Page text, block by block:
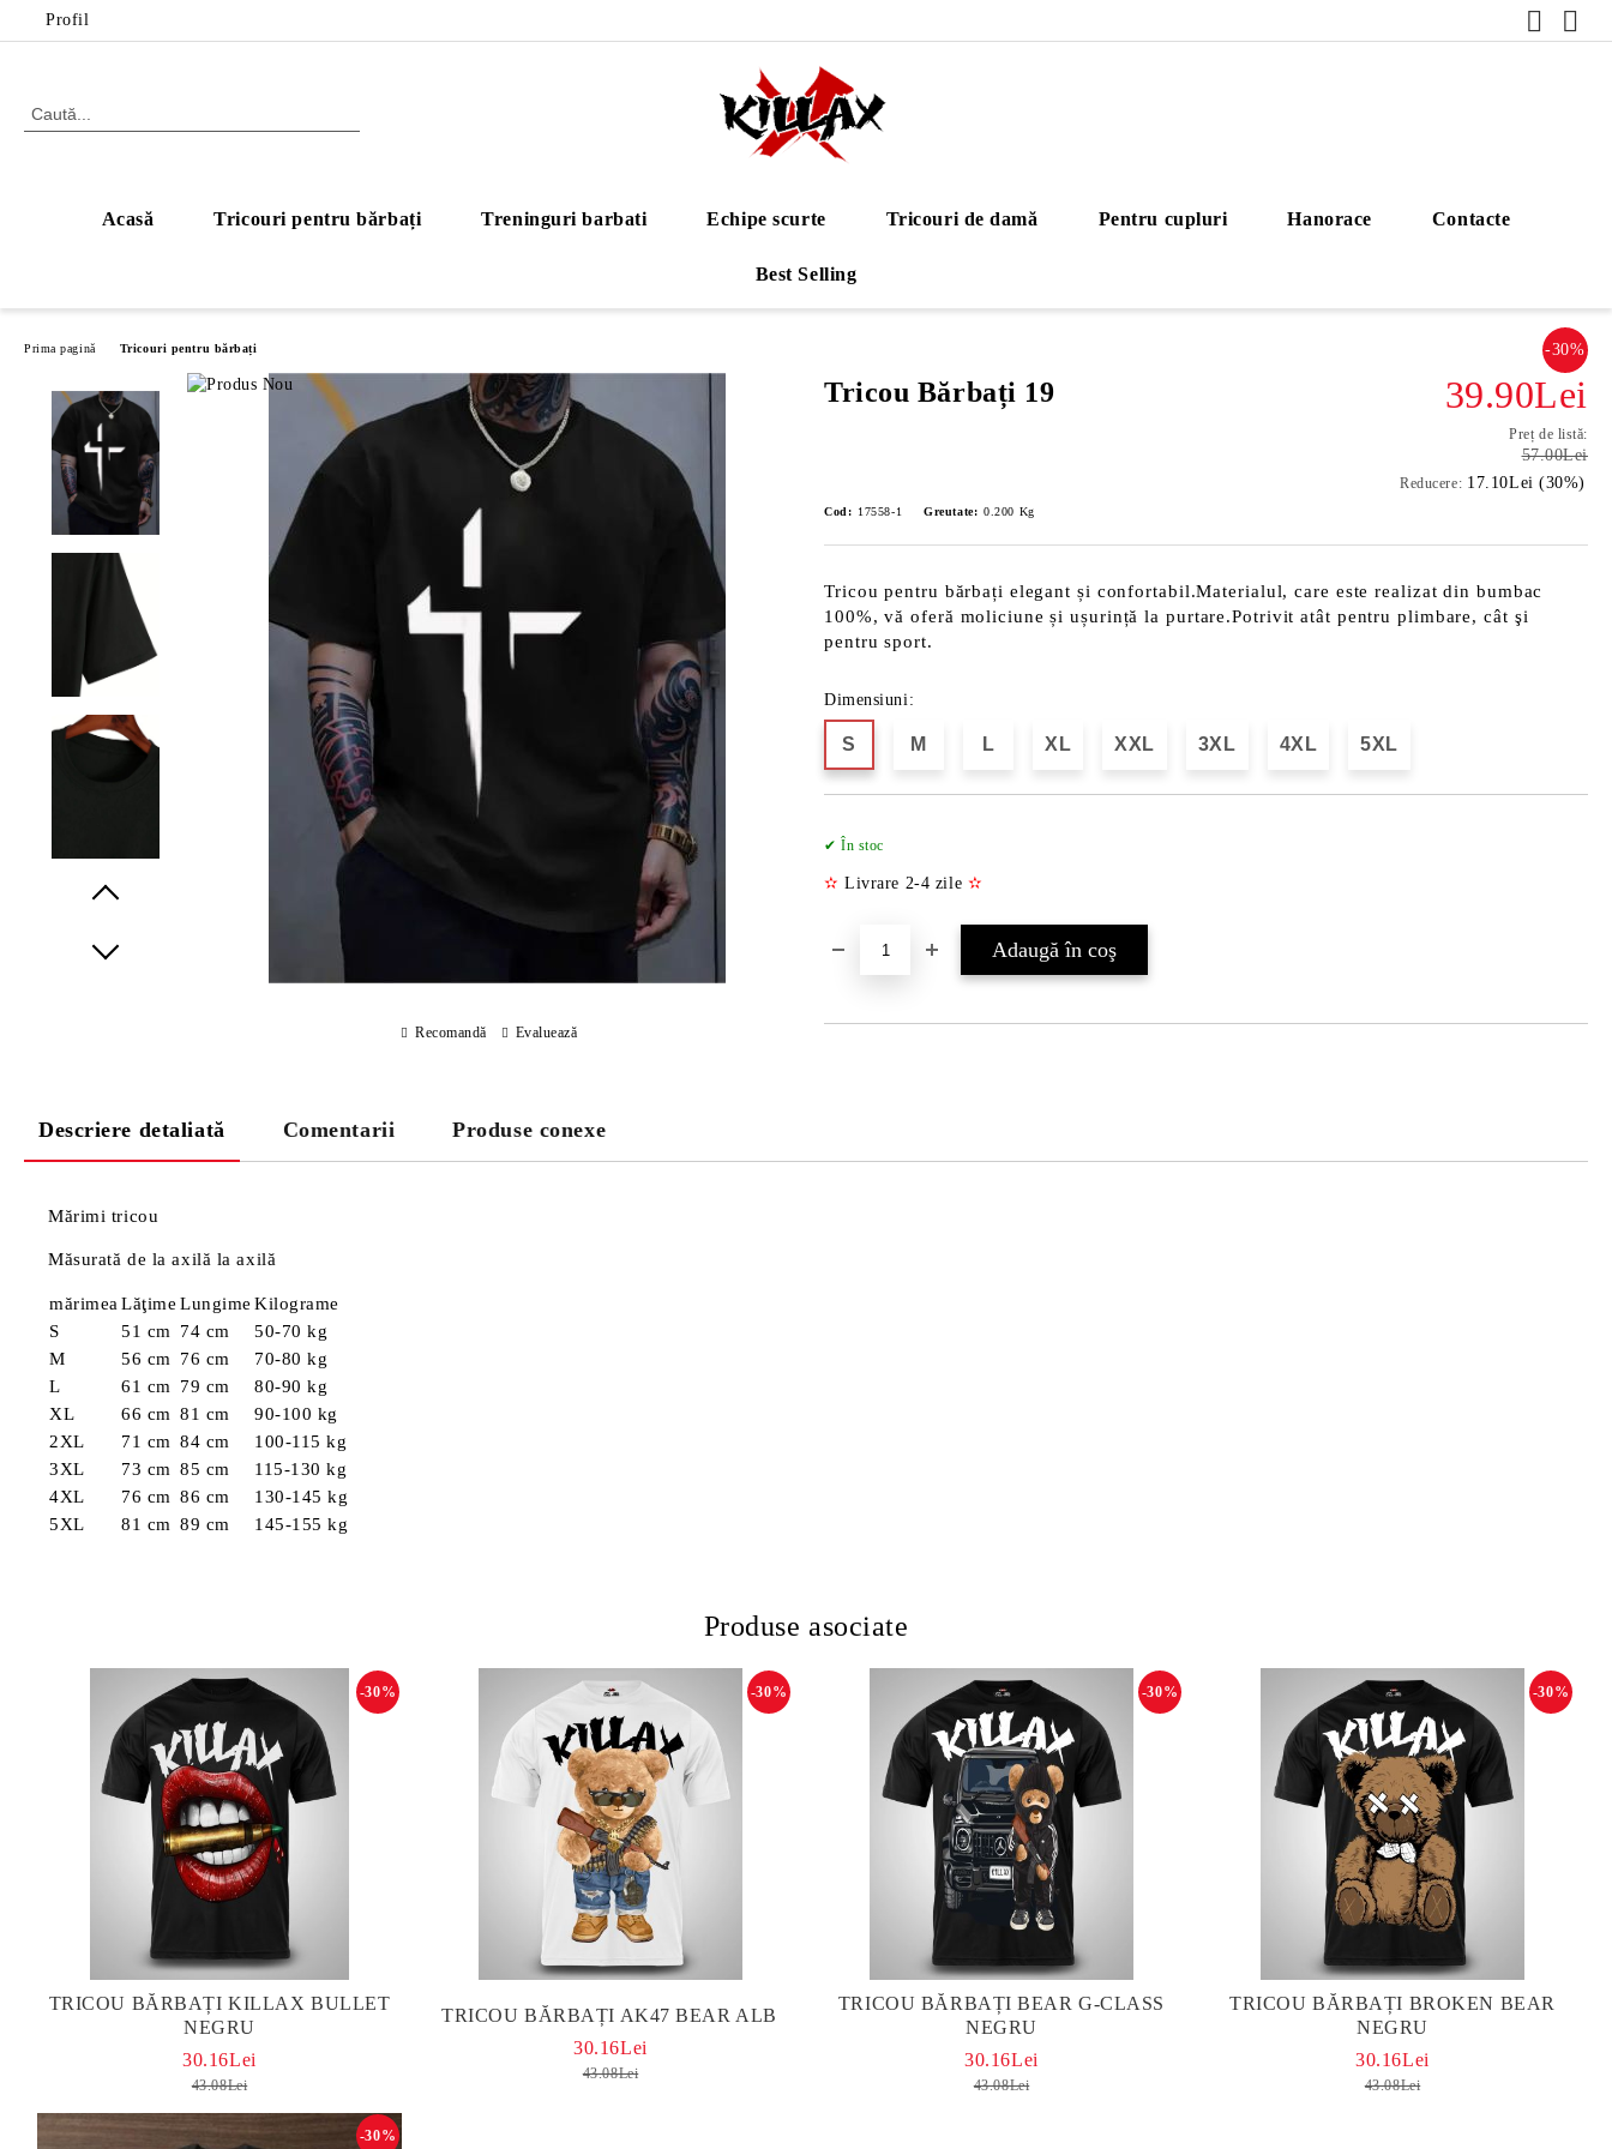
Profil
Acasă Tricouri pentru bărbați Treninguri barbati Echipe scurte Tricouri de damă Pentru cupluri Hanorace Contacte
Best Selling
Prima pagină Tricouri pentru bărbați
Tricou Bărbați 19
-30%
39.90Lei
Preț de listă:
57.00Lei
Reducere: 17.10Lei (30%)
Cod: 17558-1 Greutate: 0.200 Kg
Tricou pentru bărbați elegant și confortabil.Materialul, care este realizat din bumbac
100%, vă oferă moliciune și ușurință la purtare.Potrivit atât pentru plimbare, cât şi
pentru sport.
Dimensiuni:
S M L XL XXL 3XL 4XL 5XL
✔ În stoc
✫ Livrare 2-4 zile ✫
Recomandă Evaluează
Descriere detaliată Comentarii Produse conexe
Mărimi tricou
Măsurată de la axilă la axilă
mărimea Lăţime Lungime Kilograme
S
51 cm 74 cm
50-70 kg
M
56 cm 76 cm
70-80 kg
L
61 cm 79 cm
80-90 kg
XL
66 cm 81 cm
90-100 kg
2XL
71 cm 84 cm
100-115 kg
3XL
73 cm 85 cm
115-130 kg
4XL
76 cm 86 cm
130-145 kg
5XL
81 cm 89 cm 145-155 kg
Produse asociate
TRICOU BĂRBAȚI KILLAX BULLET
NEGRU
-30%
30.16Lei
43.08Lei
TRICOU BĂRBAȚI AK47 BEAR ALB
-30%
30.16Lei
43.08Lei
TRICOU BĂRBAȚI BEAR G-CLASS
NEGRU
-30%
30.16Lei
43.08Lei
TRICOU BĂRBAȚI BROKEN BEAR
NEGRU
-30%
30.16Lei
43.08Lei
-30%